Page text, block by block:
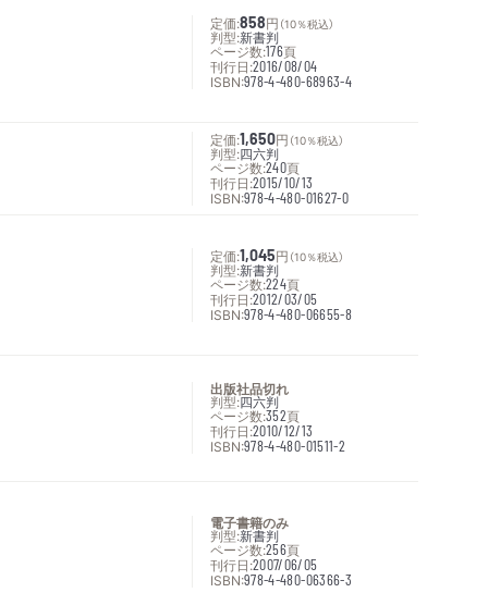
定価:858円 （10％税込）
判型:新書判
ページ数:176頁
刊行日:2016/08/04
ISBN:978-4-480-68963-4
定価:1,650円 （10％税込）
判型:四六判
ページ数:240頁
刊行日:2015/10/13
ISBN:978-4-480-01627-0
定価:1,045円 （10％税込）
判型:新書判
ページ数:224頁
刊行日:2012/03/05
ISBN:978-4-480-06655-8
出版社品切れ
判型:四六判
ページ数:352頁
刊行日:2010/12/13
ISBN:978-4-480-01511-2
電子書籍のみ
判型:新書判
ページ数:256頁
刊行日:2007/06/05
ISBN:978-4-480-06366-3